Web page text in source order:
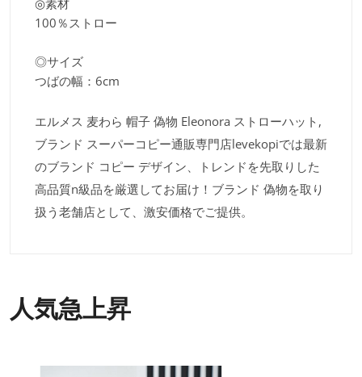
◎素材
100％ストロー
◎サイズ
つばの幅：6cm
エルメス 麦わら 帽子 偽物 Eleonora ストローハット,
ブランド スーパーコピー通販専門店levekopiでは最新
のブランド コピー デザイン、トレンドを先取りした
高品質n級品を厳選してお届け！ブランド 偽物を取り
扱う老舗店として、激安価格でご提供。
人気急上昇